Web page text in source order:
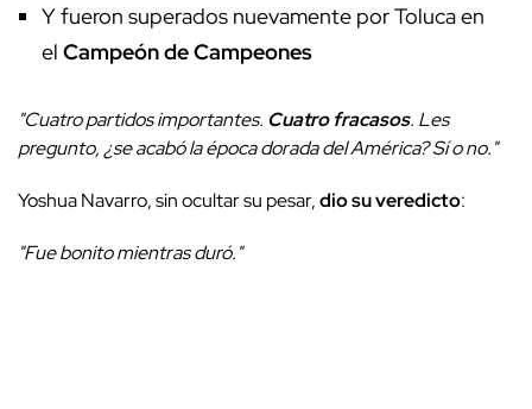
Y fueron superados nuevamente por Toluca en
el Campeón de Campeones
"Cuatro partidos importantes. Cuatro fracasos. Les
pregunto, ¿se acabó la época dorada del América? Sí o no."
Yoshua Navarro, sin ocultar su pesar,dio su veredicto:
"Fue bonito mientras duró."